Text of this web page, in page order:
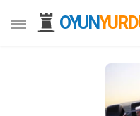
OYUN